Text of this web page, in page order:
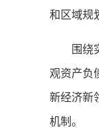
和区域规
围绕
观资产负
新经济新
机制。